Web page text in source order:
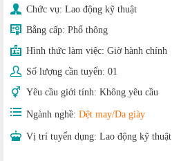
Chức vụ: Lao động kỹ thuật
Bằng cấp: Phổ thông
Hình thức làm việc: Giờ hành chính
Số lượng cần tuyển: 01
Yêu cầu giới tính: Không yêu cầu
Ngành nghề: Dệt may/Da giày
Vị trí tuyển dụng: Lao động kỹ thuật